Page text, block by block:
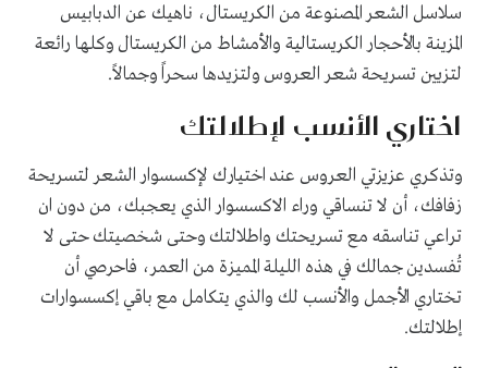
سلاسل الشعر المصنوعة من الكريستال، ناهيك عن الدبابيس
المزينة بالأحجار الكريستالية والأمشاط من الكريستال وكلها رائعة
لتزيين تسريحة شعر العروس ولتزيدها سحراً وجمالاً.
اختاري الأنسب لإطلالتك
وتذكري عزيزتي العروس عند اختيارك لإكسسوار الشعر لتسريحة
زفافك، أن لا تنساقي وراء الاكسسوار الذي يعجبك، من دون ان
تراعي تناسقه مع تسريحتك واطلالتك وحتى شخصيتك حتى لا
تُفسدين جمالك في هذه الليلة المميزة من العمر، فاحرصي أن
تختاري الأجمل والأنسب لك والذي يتكامل مع باقي إكسسوارات
إطلالتك.